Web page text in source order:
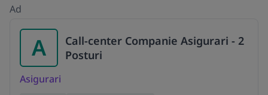
Ad
A
Call-center Companie Asigurari - 2
Posturi
Asigurari